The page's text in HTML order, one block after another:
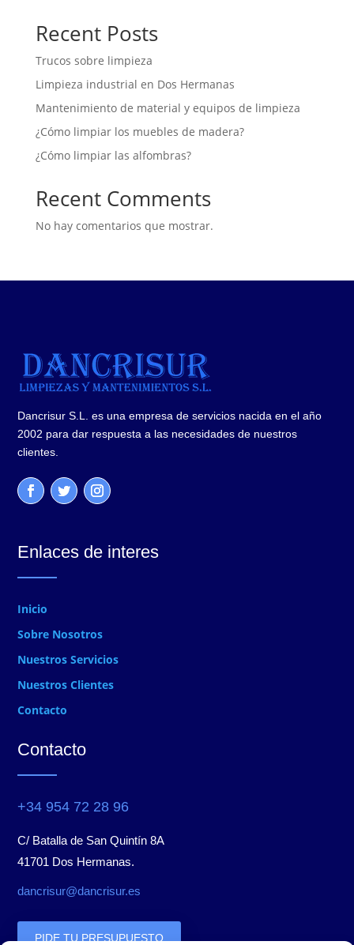
Recent Posts
Trucos sobre limpieza
Limpieza industrial en Dos Hermanas
Mantenimiento de material y equipos de limpieza
¿Cómo limpiar los muebles de madera?
¿Cómo limpiar las alfombras?
Recent Comments
No hay comentarios que mostrar.
Dancrisur S.L. es una empresa de servicios nacida en el año
2002 para dar respuesta a las necesidades de nuestros
clientes.
Enlaces de interes
Inicio
Sobre Nosotros
Nuestros Servicios
Nuestros Clientes
Contacto
Contacto
+34 954 72 28 96
C/ Batalla de San Quintín 8A
41701 Dos Hermanas.
dancrisur@dancrisur.es
PIDE TU PRESUPUESTO